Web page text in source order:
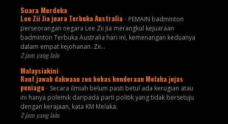
Suara Merdeka
Lee Zii Jia juara Terbuka Australia - PEMAIN badminton
perseorangan negara Lee Zii Jia merangkul kejuaraan
badminton Terbuka Australia hari ini, kemenangan keduanya
dalam empat kejohanan. Zii...
2 jam yang lalu
Malaysiakini
Rauf jawab dakwaan zon bebas kenderaan Melaka jejas
peniaga - Secara ilmiah belum pasti betul ada kerugian atau
ini hanya polemik daripada parti politik yang tidak bersetuju
dengan kerajaan, kata KM Melaka.
2 jam yang lalu